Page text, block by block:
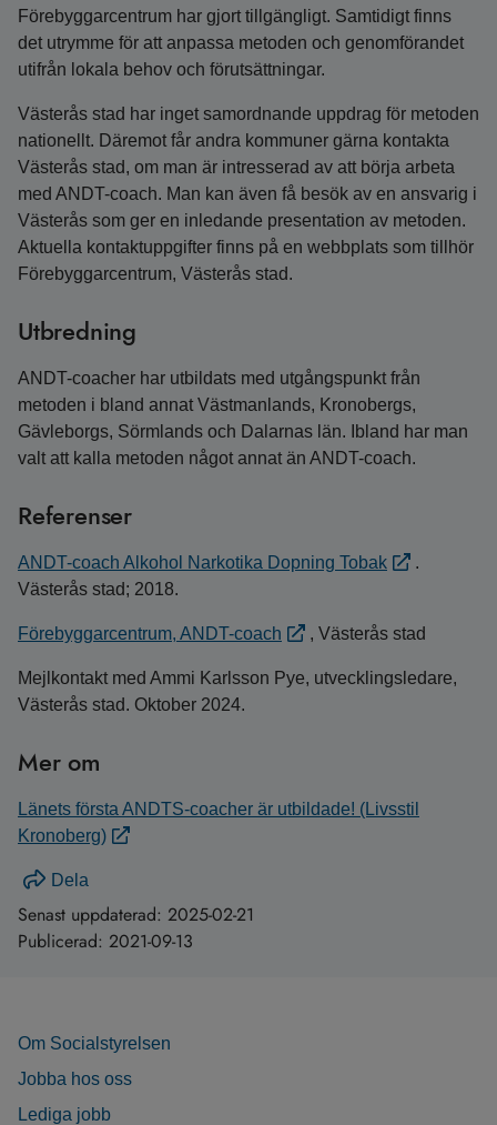
Förebyggarcentrum har gjort tillgängligt. Samtidigt finns
det utrymme för att anpassa metoden och genomförandet
utifrån lokala behov och förutsättningar.
Västerås stad har inget samordnande uppdrag för metoden
nationellt. Däremot får andra kommuner gärna kontakta
Västerås stad, om man är intresserad av att börja arbeta
med ANDT-coach. Man kan även få besök av en ansvarig i
Västerås som ger en inledande presentation av metoden.
Aktuella kontaktuppgifter finns på en webbplats som tillhör
Förebyggarcentrum, Västerås stad.
Utbredning
ANDT-coacher har utbildats med utgångspunkt från
metoden i bland annat Västmanlands, Kronobergs,
Gävleborgs, Sörmlands och Dalarnas län. Ibland har man
valt att kalla metoden något annat än ANDT-coach.
Referenser
ANDT-coach Alkohol Narkotika Dopning Tobak
.
Västerås stad; 2018.
Förebyggarcentrum, ANDT-coach , Västerås stad
Mejlkontakt med Ammi Karlsson Pye, utvecklingsledare,
Västerås stad. Oktober 2024.
Mer om
Länets första ANDTS-coacher är utbildade! (Livsstil
Kronoberg)
Dela
Senast uppdaterad: 2025-02-21
Publicerad: 2021-09-13
Om Socialstyrelsen
Jobba hos oss
Lediga jobb